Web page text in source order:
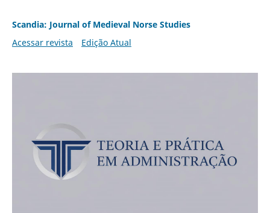
Scandia: Journal of Medieval Norse Studies
Acessar revista
Edição Atual